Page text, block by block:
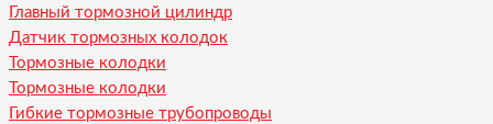
Главный тормозной цилиндр
Датчик тормозных колодок
Тормозные колодки
Тормозные колодки
Гибкие тормозные трубопроводы